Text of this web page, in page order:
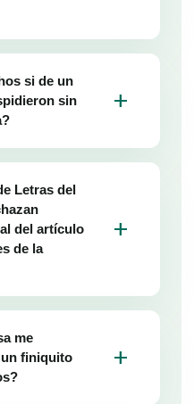
si de un
sin
add
Letras del
del artículo
de la
add
me
finiquito
add